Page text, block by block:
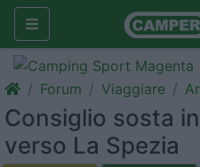
Forum Viaggiare
Consiglio sosta
verso La Spezia